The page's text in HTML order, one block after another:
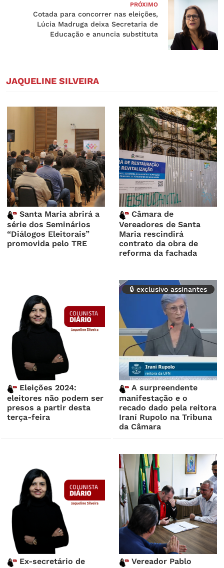
PRÓXIMO
Cotada para concorrer nas eleições,
Lúcia Madruga deixa Secretaria de
Educação e anuncia substituta
JAQUELINE SILVEIRA
Santa Maria abrirá a
série dos Seminários
“Diálogos Eleitorais”
promovida pelo TRE
Câmara de
Vereadores de Santa
Maria rescindirá
contrato da obra de
reforma da fachada
Eleições 2024:
eleitores não podem ser
presos a partir desta
terça-feira
🔒 exclusivo assinantes
A surpreendente
manifestação e o
recado dado pela reitora
Iraní Rupolo na Tribuna
da Câmara
Ex-secretário de
Vereador Pablo